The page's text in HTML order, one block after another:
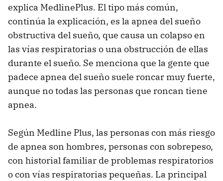
explica MedlinePlus. El tipo más común,
continúa la explicación, es la apnea del sueño
obstructiva del sueño, que causa un colapso en
las vías respiratorias o una obstrucción de ellas
durante el sueño. Se menciona que la gente que
padece apnea del sueño suele roncar muy fuerte,
aunque no todas las personas que roncan tiene
apnea.
Según Medline Plus, las personas con más riesgo
de apnea son hombres, personas con sobrepeso,
con historial familiar de problemas respiratorios
o con vías respiratorias pequeñas. La principal